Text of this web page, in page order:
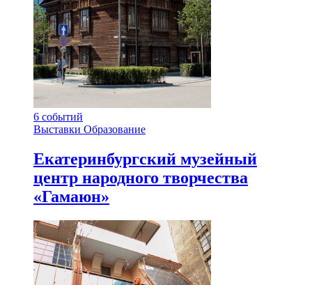
6 событий
Выставки Образование
Екатеринбургский музейный
центр народного творчества
«Гамаюн»